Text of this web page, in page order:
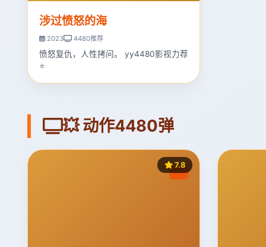
涉过愤怒的海
2023 4480推荐
愤怒复仇，人性拷问。 yy4480影视力荐
⭐
💥 动作4480弹
7.8